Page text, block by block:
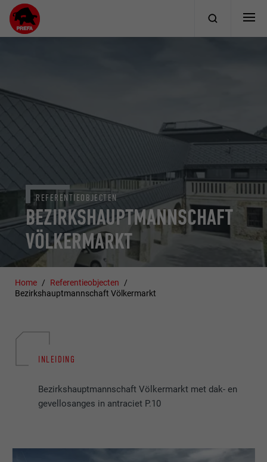
BEZIRKSHAUPTMANNSCHAFT
VÖLKERMARKT
REFERENTIEOBJECTEN
Home
Referentieobjecten
Bezirkshauptmannschaft Völkermarkt
INLEIDING
Bezirkshauptmannschaft Völkermarkt met dak- en
gevellosanges in antraciet P.10